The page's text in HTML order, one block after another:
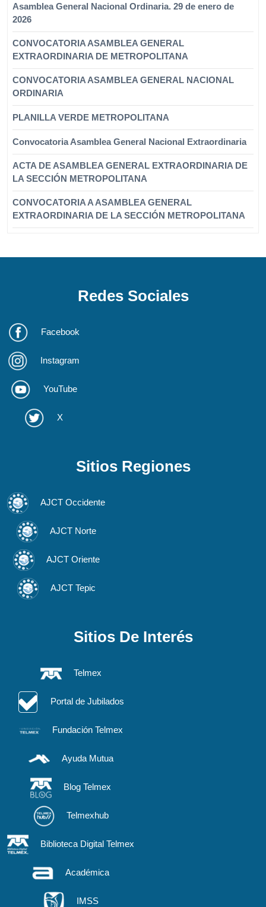
Asamblea General Nacional Ordinaria. 29 de enero de
2026
CONVOCATORIA ASAMBLEA GENERAL
EXTRAORDINARIA DE METROPOLITANA
CONVOCATORIA ASAMBLEA GENERAL NACIONAL
ORDINARIA
PLANILLA VERDE METROPOLITANA
Convocatoria Asamblea General Nacional Extraordinaria
ACTA DE ASAMBLEA GENERAL EXTRAORDINARIA DE
LA SECCIÓN METROPOLITANA
CONVOCATORIA A ASAMBLEA GENERAL
EXTRAORDINARIA DE LA SECCIÓN METROPOLITANA
Redes Sociales
Facebook
Instagram
YouTube
X
Sitios Regiones
AJCT Occidente
AJCT Norte
AJCT Oriente
AJCT Tepic
Sitios De Interés
Telmex
Portal de Jubilados
Fundación Telmex
Ayuda Mutua
Blog Telmex
Telmexhub
Biblioteca Digital Telmex
Académica
IMSS